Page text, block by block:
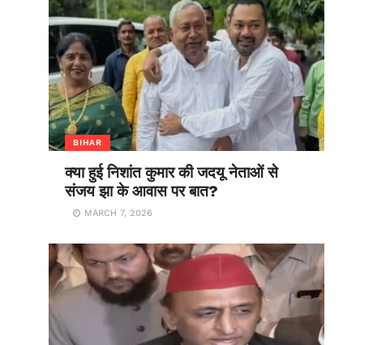
BIHAR
क्या हुई निशांत कुमार की जदयू नेताओं से
संजय झा के आवास पर बात?
MARCH 7, 2026